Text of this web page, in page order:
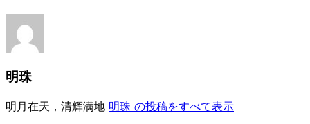
明珠
明月在天，清辉满地 明珠 の投稿をすべて表示